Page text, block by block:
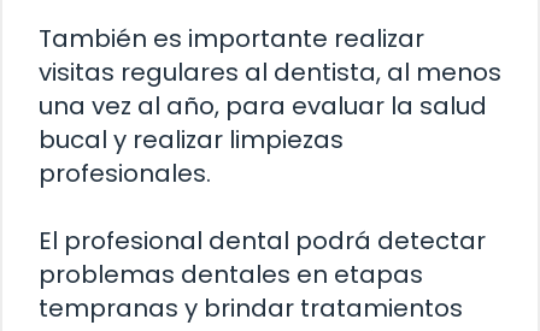
También es importante realizar
visitas regulares al dentista, al menos
una vez al año, para evaluar la salud
bucal y realizar limpiezas
profesionales.
El profesional dental podrá detectar
problemas dentales en etapas
tempranas y brindar tratamientos